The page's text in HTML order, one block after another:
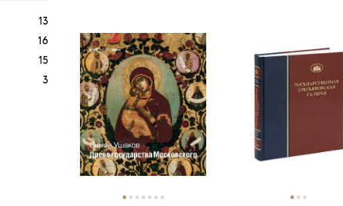
13
16
15
3